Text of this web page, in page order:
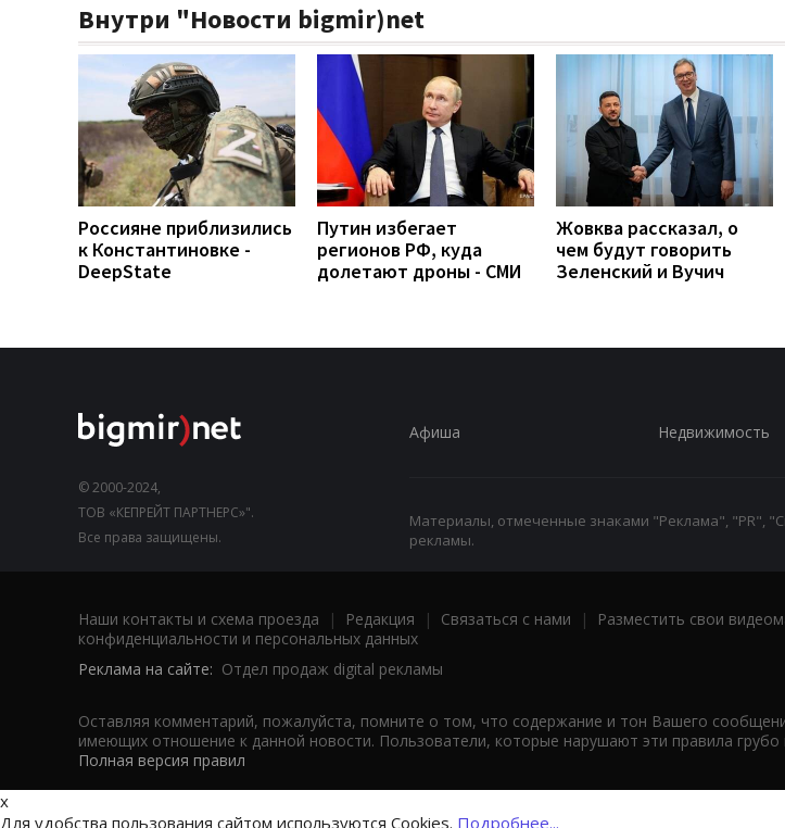
Внутри "Новости bigmir)net
Россияне приблизились
к Константиновке -
DeepState
Путин избегает
регионов РФ, куда
долетают дроны - СМИ
Жовква рассказал, о
чем будут говорить
Зеленский и Вучич
© 2000-2024,
ТОВ «КЕПРЕЙТ ПАРТНЕРС»".
Все права защищены.
Афиша Недвижимость
Материалы, отмеченные знаками "Реклама", "PR",
рекламы.
Наши контакты и схема проезда | Редакция | Связаться с нами | Разместить свои
конфиденциальности и персональных данных
Реклама на сайте: Отдел продаж digital рекламы
Оставляя комментарий, пожалуйста, помните о том, что содержание и тон Вашего
имеющих отношение к данной новости. Пользователи, которые нарушают эти правила грубо
Полная версия правил
x
Для удобства пользования сайтом используются Cookies. Подробнее...